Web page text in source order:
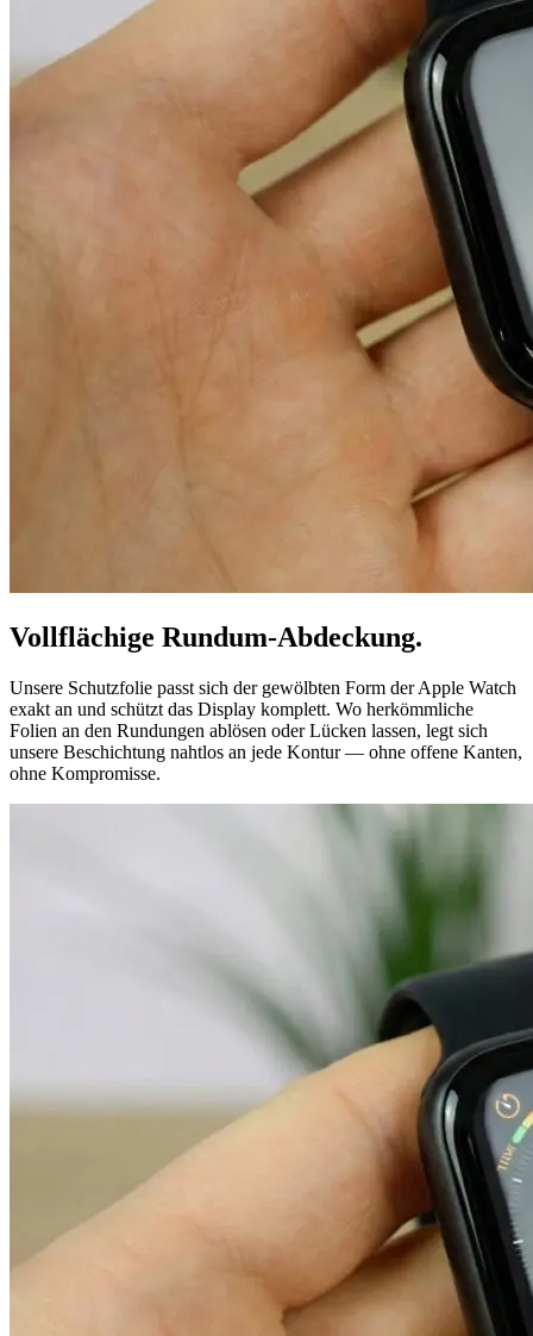
Vollflächige Rundum-Abdeckung.
Unsere Schutzfolie passt sich der gewölbten Form der Apple Watch
exakt an und schützt das Display komplett. Wo herkömmliche
Folien an den Rundungen ablösen oder Lücken lassen, legt sich
unsere Beschichtung nahtlos an jede Kontur — ohne offene Kanten,
ohne Kompromisse.